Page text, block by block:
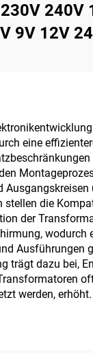
240V
9V 12V
eine
die
der
wodurch
trägt dazu bei,
werden, erhöht.